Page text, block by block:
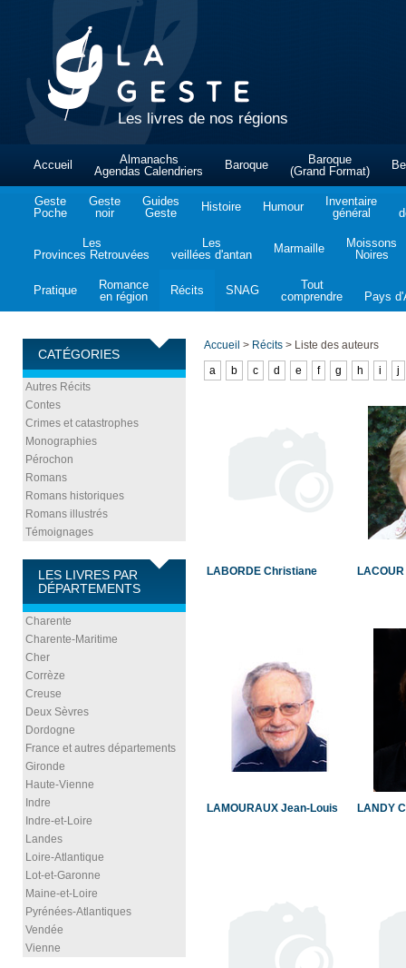
Les livres de nos régions
Accueil
Almanachs
Agendas Calendriers
Baroque
Baroque
(Grand Format)
Geste
Poche
Geste
noir
Guides
Geste
Histoire Humour
Inventaire
général
Les
Provinces Retrouvées
Les
veillées d'antan
Marmaille
Moissons
Noires
Pratique
Romance
en région
Récits SNAG
Tout
comprendre
Pays
CATÉGORIES
Autres Récits
Contes
Crimes et catastrophes
Monographies
Pérochon
Romans
Romans historiques
Romans illustrés
Témoignages
LES LIVRES PAR
DÉPARTEMENTS
Charente
Charente-Maritime
Cher
Corrèze
Creuse
Deux Sèvres
Dordogne
France et autres départements
Gironde
Haute-Vienne
Indre
Indre-et-Loire
Landes
Loire-Atlantique
Lot-et-Garonne
Maine-et-Loire
Pyrénées-Atlantiques
Vendée
Vienne
Accueil > Récits > Liste des auteurs
a
b c d e f g h i j
LABORDE Christiane
LAMOURAUX Jean-Louis LANDY